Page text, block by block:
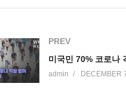
PREV
admin DECEMBER